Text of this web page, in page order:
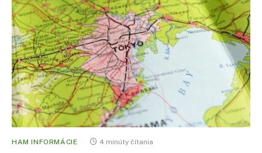
HAM INFORMÁCIE 4 minúty čítania